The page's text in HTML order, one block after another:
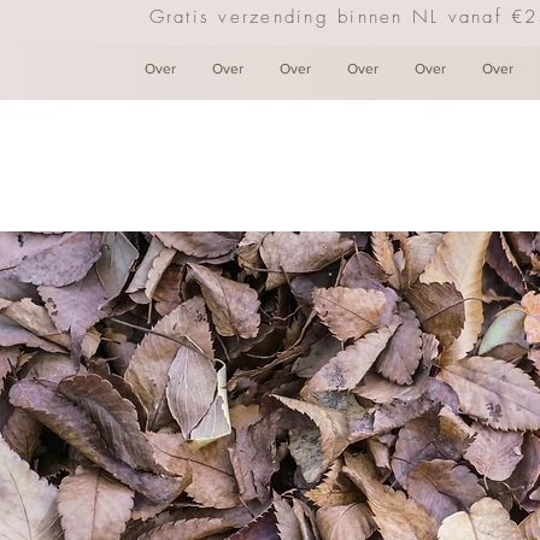
Gratis verzending binnen NL vanaf
Over Over Over Over Over Over